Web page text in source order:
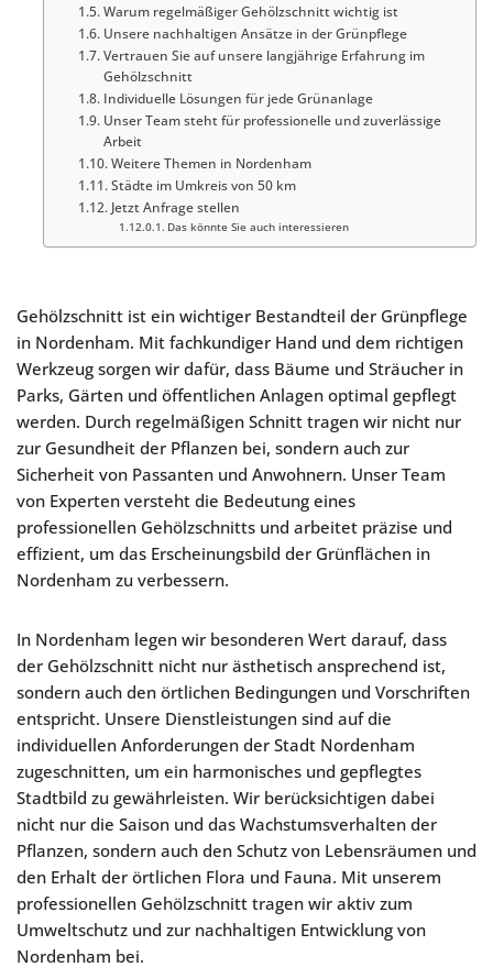
Warum regelmäßiger Gehölzschnitt wichtig ist
Unsere nachhaltigen Ansätze in der Grünpflege
Vertrauen Sie auf unsere langjährige Erfahrung im
Gehölzschnitt
Individuelle Lösungen für jede Grünanlage
Unser Team steht für professionelle und zuverlässige
Arbeit
Weitere Themen in Nordenham
Städte im Umkreis von 50 km
Jetzt Anfrage stellen
Das könnte Sie auch interessieren
Gehölzschnitt ist ein wichtiger Bestandteil der Grünpflege
in Nordenham. Mit fachkundiger Hand und dem richtigen
Werkzeug sorgen wir dafür, dass Bäume und Sträucher in
Parks, Gärten und öffentlichen Anlagen optimal gepflegt
werden. Durch regelmäßigen Schnitt tragen wir nicht nur
zur Gesundheit der Pflanzen bei, sondern auch zur
Sicherheit von Passanten und Anwohnern. Unser Team
von Experten versteht die Bedeutung eines
professionellen Gehölzschnitts und arbeitet präzise und
effizient, um das Erscheinungsbild der Grünflächen in
Nordenham zu verbessern.
In Nordenham legen wir besonderen Wert darauf, dass
der Gehölzschnitt nicht nur ästhetisch ansprechend ist,
sondern auch den örtlichen Bedingungen und Vorschriften
entspricht. Unsere Dienstleistungen sind auf die
individuellen Anforderungen der Stadt Nordenham
zugeschnitten, um ein harmonisches und gepflegtes
Stadtbild zu gewährleisten. Wir berücksichtigen dabei
nicht nur die Saison und das Wachstumsverhalten der
Pflanzen, sondern auch den Schutz von Lebensräumen und
den Erhalt der örtlichen Flora und Fauna. Mit unserem
professionellen Gehölzschnitt tragen wir aktiv zum
Umweltschutz und zur nachhaltigen Entwicklung von
Nordenham bei.